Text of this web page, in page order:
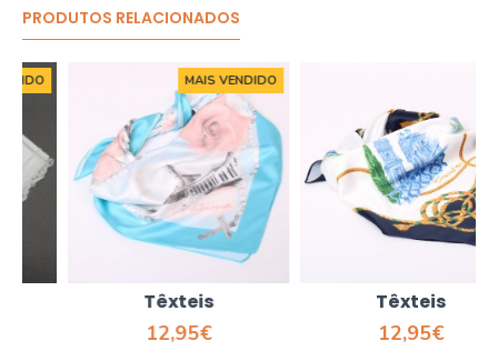
PRODUTOS RELACIONADOS
MAIS VENDIDO
Têxteis
12,95€
Têxteis
12,95€